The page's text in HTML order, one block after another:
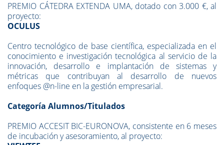
PREMIO CÁTEDRA EXTENDA UMA, dotado con 3.000 €, al
proyecto:
OCULUS
Centro tecnológico de base científica, especializada en el
conocimiento e investigación tecnológica al servicio de la
innovación, desarrollo e implantación de sistemas y
métricas que contribuyan al desarrollo de nuevos
enfoques @n-line en la gestión empresarial.
Categoría Alumnos/Titulados
PREMIO ACCESIT BIC-EURONOVA, consistente en 6 meses
de incubación y asesoramiento, al proyecto: